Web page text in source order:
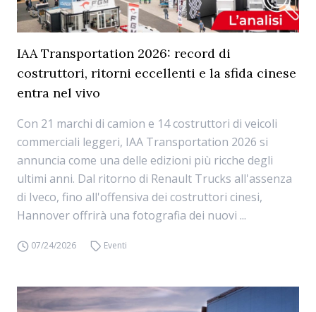
IAA Transportation 2026: record di
costruttori, ritorni eccellenti e la sfida cinese
entra nel vivo
Con 21 marchi di camion e 14 costruttori di veicoli
commerciali leggeri, IAA Transportation 2026 si
annuncia come una delle edizioni più ricche degli
ultimi anni. Dal ritorno di Renault Trucks all'assenza
di Iveco, fino all'offensiva dei costruttori cinesi,
Hannover offrirà una fotografia dei nuovi ...
07/24/2026 Eventi